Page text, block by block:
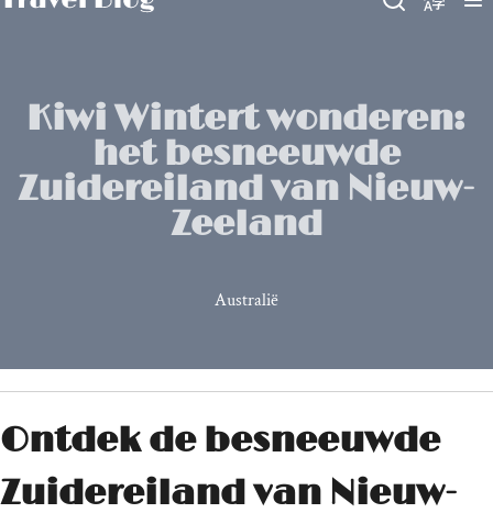
Kiwi Wintert wonderen:
het besneeuwde
Zuidereiland van Nieuw-
Zeeland
Australië
Ontdek de besneeuwde
Zuidereiland van Nieuw-